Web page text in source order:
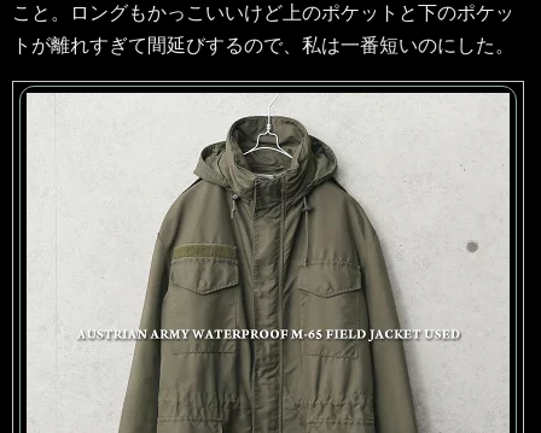
こと。ロングもかっこいいけど上のポケットと下のポケッ
トが離れすぎて間延びするので、私は一番短いのにした。